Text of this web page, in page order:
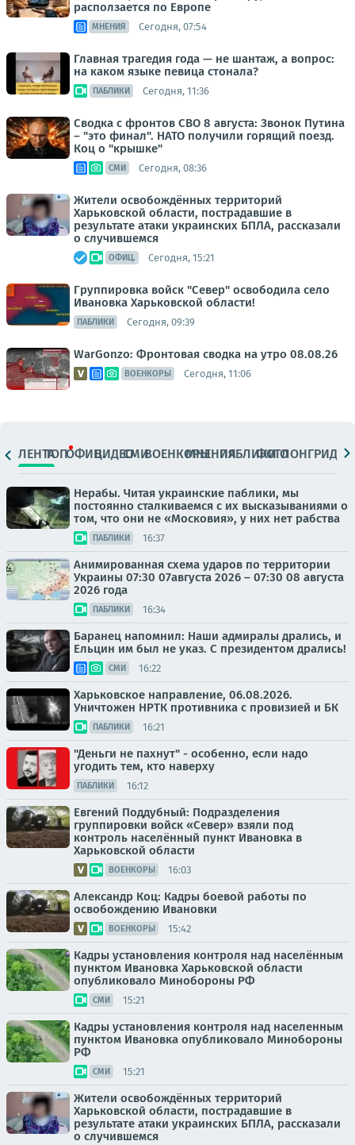
расползается по Европе
МНЕНИЯ Сегодня, 07:54
Главная трагедия года — не шантаж, а вопрос:
на каком языке певица стонала?
ПАБЛИКИ Сегодня, 11:36
Сводка с фронтов СВО 8 августа: Звонок Путина
– "это финал". НАТО получили горящий поезд.
Коц о "крышке"
СМИ Сегодня, 08:36
Жители освобождённых территорий
Харьковской области, пострадавшие в
результате атаки украинских БПЛА, рассказали
о случившемся
ОФИЦ. Сегодня, 15:21
Группировка войск "Север" освободила село
Ивановка Харьковской области!
ПАБЛИКИ Сегодня, 09:39
WarGonzo: Фронтовая сводка на утро 08.08.26
ВОЕНКОРЫ Сегодня, 11:06
ЛЕНТАТОПОФИЦ.ВИДЕОСМИВОЕНКОРЫМНЕНИЯПАБЛИКИ
ФОТОЛОНГРИДЫ
Нерабы. Читая украинские паблики, мы
постоянно сталкиваемся с их высказываниями о
том, что они не «Московия», у них нет рабства
ПАБЛИКИ 16:37
Анимированная схема ударов по территории
Украины 07:30 07августа 2026 – 07:30 08 августа
2026 года
ПАБЛИКИ 16:34
Баранец напомнил: Наши адмиралы дрались, и
Ельцин им был не указ. С президентом дрались!
СМИ 16:22
Харьковское направление, 06.08.2026.
Уничтожен НРТК противника с провизией и БК
ПАБЛИКИ 16:21
"Деньги не пахнут" - особенно, если надо
угодить тем, кто наверху
ПАБЛИКИ 16:12
Евгений Поддубный: Подразделения
группировки войск «Север» взяли под
контроль населённый пункт Ивановка в
Харьковской области
ВОЕНКОРЫ 16:03
Александр Коц: Кадры боевой работы по
освобождению Ивановки
ВОЕНКОРЫ 15:42
Кадры установления контроля над населённым
пунктом Ивановка Харьковской области
опубликовало Минобороны РФ
СМИ 15:21
Кадры установления контроля над населенным
пунктом Ивановка опубликовало Минобороны
РФ
СМИ 15:21
Жители освобождённых территорий
Харьковской области, пострадавшие в
результате атаки украинских БПЛА, рассказали
о случившемся